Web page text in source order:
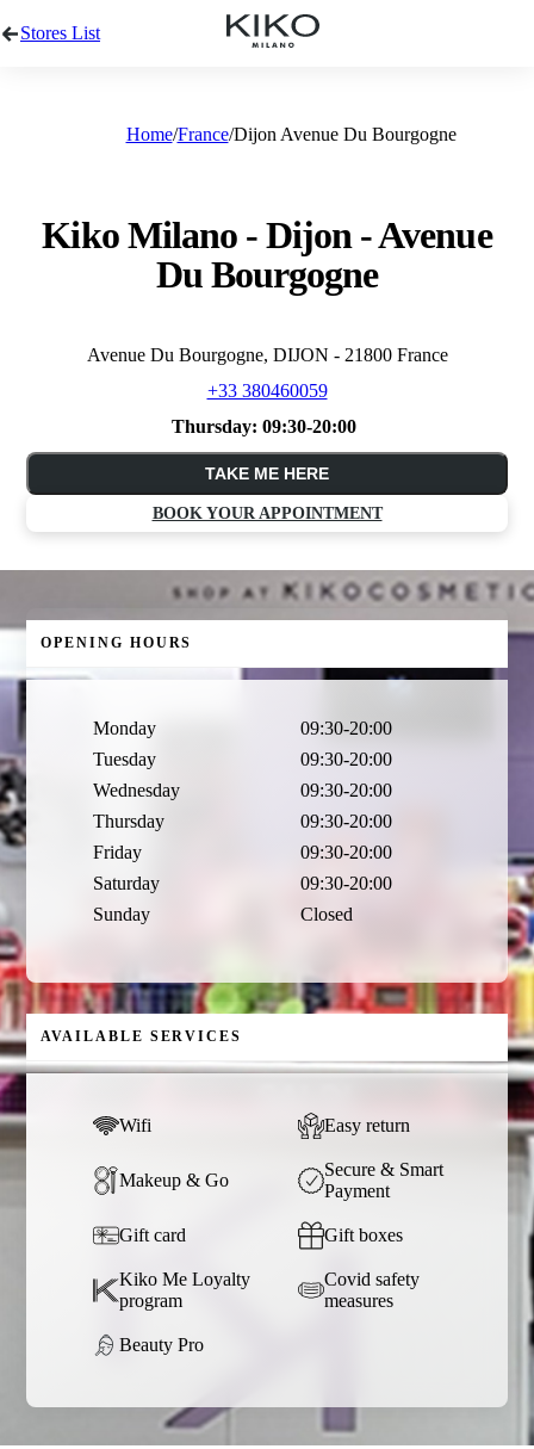
Stores List
Home France Dijon Avenue Du Bourgogne
Kiko Milano - Dijon - Avenue
Du Bourgogne
Avenue Du Bourgogne, DIJON - 21800 France
+33 380460059
Thursday: 09:30-20:00
TAKE ME HERE
BOOK YOUR APPOINTMENT
OPENING HOURS
Monday
09:30-20:00
Tuesday
09:30-20:00
Wednesday
09:30-20:00
Thursday
09:30-20:00
Friday
09:30-20:00
Saturday
09:30-20:00
Sunday
Closed
AVAILABLE SERVICES
Wifi Easy return
Makeup & Go
Secure & Smart
Payment
Gift card Gift boxes
Kiko Me Loyalty
program
Covid safety
measures
Beauty Pro